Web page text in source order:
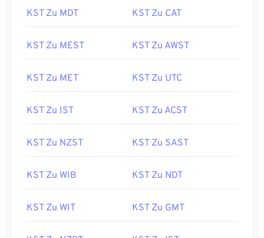
KST Zu MDT KST Zu CAT
KST Zu MEST KST Zu AWST
KST Zu MET KST Zu UTC
KST Zu IST KST Zu ACST
KST Zu NZST KST Zu SAST
KST Zu WIB KST Zu NDT
KST Zu WIT KST Zu GMT